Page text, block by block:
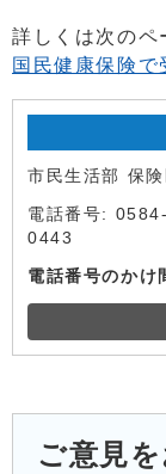
詳しくは次のペ
国民健康保険で
市民生活部 保
電話番号:
0443
電話番号のかけ
ご意見